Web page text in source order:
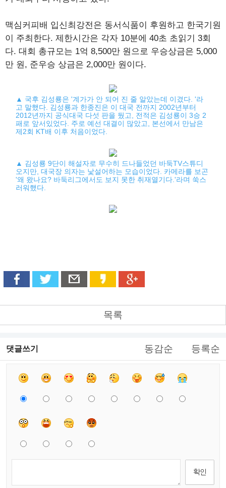
맥심커피배 입신최강전은 동서식품이 후원하고 한국기원
이 주최한다. 제한시간은 각자 10분에 40초 초읽기 3회
다. 대회 총규모는 1억 8,500만 원으로 우승상금은 5,000
만 원, 준우승 상금은 2,000만 원이다.
▲ 국후 김성룡은 '계가가 안 되어 진 줄 알았는데 이겼다. '라
고 말했다. 김성룡과 한종진은 이 대국 전까지 2002년부터
2012년까지 공식대국 다섯 판을 뒀고, 전적은 김성룡이 3승 2
패로 앞서있었다. 주로 예선 대결이 많았고, 본선에서 만남은
제2회 KT배 이후 처음이었다.
▲ 김성룡 9단이 해설자로 무수히 드나들었던 바둑TV스튜디
오지만, 대국장 의자는 낯설어하는 모습이었다. 카메라를 보곤
'왜 왔나요? 바둑리그에서도 보지 못한 취재열기다.'라며 쑥스
러워했다.
목록
댓글쓰기 동감순 등록순